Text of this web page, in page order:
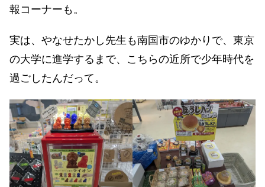
報コーナーも。
実は、やなせたかし先生も南国市のゆかりで、東京
の大学に進学するまで、こちらの近所で少年時代を
過ごしたんだって。